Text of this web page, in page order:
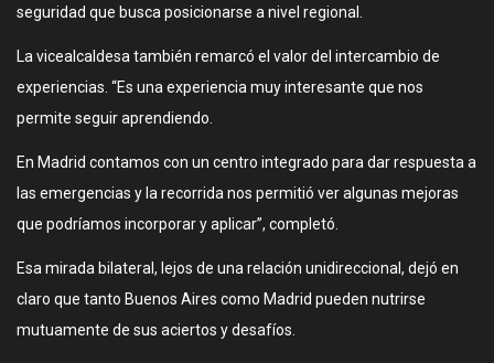
seguridad que busca posicionarse a nivel regional.
La vicealcaldesa también remarcó el valor del intercambio de
experiencias. “Es una experiencia muy interesante que nos
permite seguir aprendiendo.
En Madrid contamos con un centro integrado para dar respuesta a
las emergencias y la recorrida nos permitió ver algunas mejoras
que podríamos incorporar y aplicar”, completó.
Esa mirada bilateral, lejos de una relación unidireccional, dejó en
claro que tanto Buenos Aires como Madrid pueden nutrirse
mutuamente de sus aciertos y desafíos.